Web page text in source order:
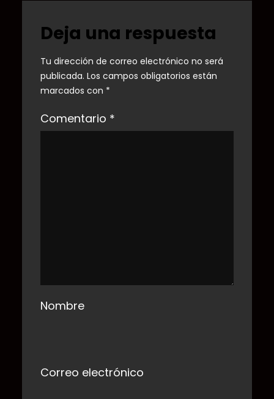
Deja una respuesta
Tu dirección de correo electrónico no será
publicada. Los campos obligatorios están
marcados con *
Comentario *
Nombre
Correo electrónico